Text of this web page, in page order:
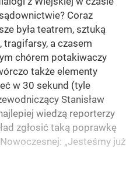
Coraz
była teatrem, sztuką
a czasem
chórem potakiwaczy
także elementy
w 30 sekund (tyle
Stanisław
wiedzą reporterzy
zgłosić taką poprawkę
„Jesteśmy już